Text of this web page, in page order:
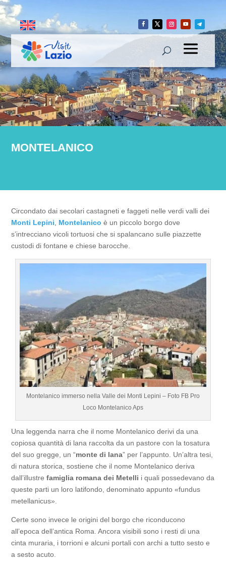
MONTELANICO
Circondato dai secolari castagneti e faggeti nelle verdi valli dei
Monti Lepini
Montelanico è un piccolo borgo dove
s’intrecciano vicoli tortuosi che si spalancano sulle piazzette
custodi di fontane e chiese barocche.
Montelanico immerso nella Valle dei Monti Lepini – Foto FB Pro
Loco Montelanico Aps
Una leggenda narra che il nome Montelanico derivi da una
copiosa quantità di lana raccolta da un pastore con la tosatura
del suo gregge, un “monte di lana” per l’appunto. Un’altra tesi,
di natura storica, sostiene che il nome Montelanico deriva
dall’illustrefamiglia romana dei Metelli i quali possedevano da
queste parti un loro latifondo, denominato appunto «fundus
metellanicus».
Certe sono invece le origini del borgo che riconducono
all’epoca dell’antica Roma. Ancora visibili sono i resti di una
cinta muraria, i torrioni e alcuni portali con archi a tutto sesto e
a sesto acuto.